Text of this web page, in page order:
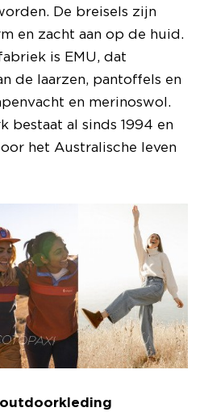
De breisels zijn
en zacht aan op de huid.
is EMU, dat
de laarzen, pantoffels en
en merinoswol.
bestaat al sinds 1994 en
het Australische leven